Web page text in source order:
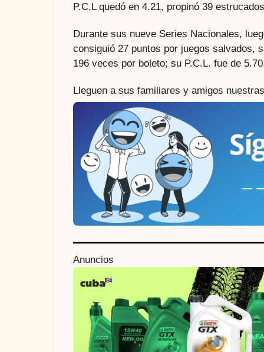
P.C.L quedó en 4.21, propinó 39
Durante sus nueve Series Nacionales,
consiguió 27 puntos por juegos salvados,
196 veces por boleto; su P.C.L. fue de
Lleguen a sus familiares y amigos
Anuncios
P
o